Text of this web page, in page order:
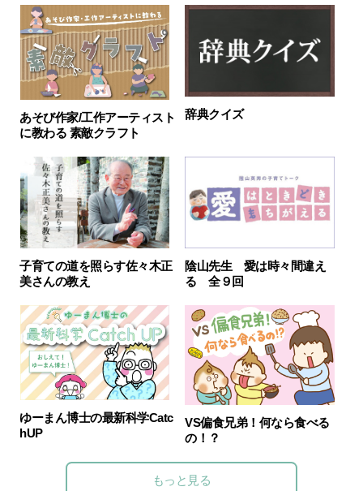
あそび作家/工作アーティスト
に教わる 素敵クラフト
辞典クイズ
子育ての道を照らす佐々木正
美さんの教え
陰山先生 愛は時々間違え
る 全９回
ゆーまん博士の最新科学Catc
hUP
VS偏食兄弟！何なら食べる
の！？
もっと見る